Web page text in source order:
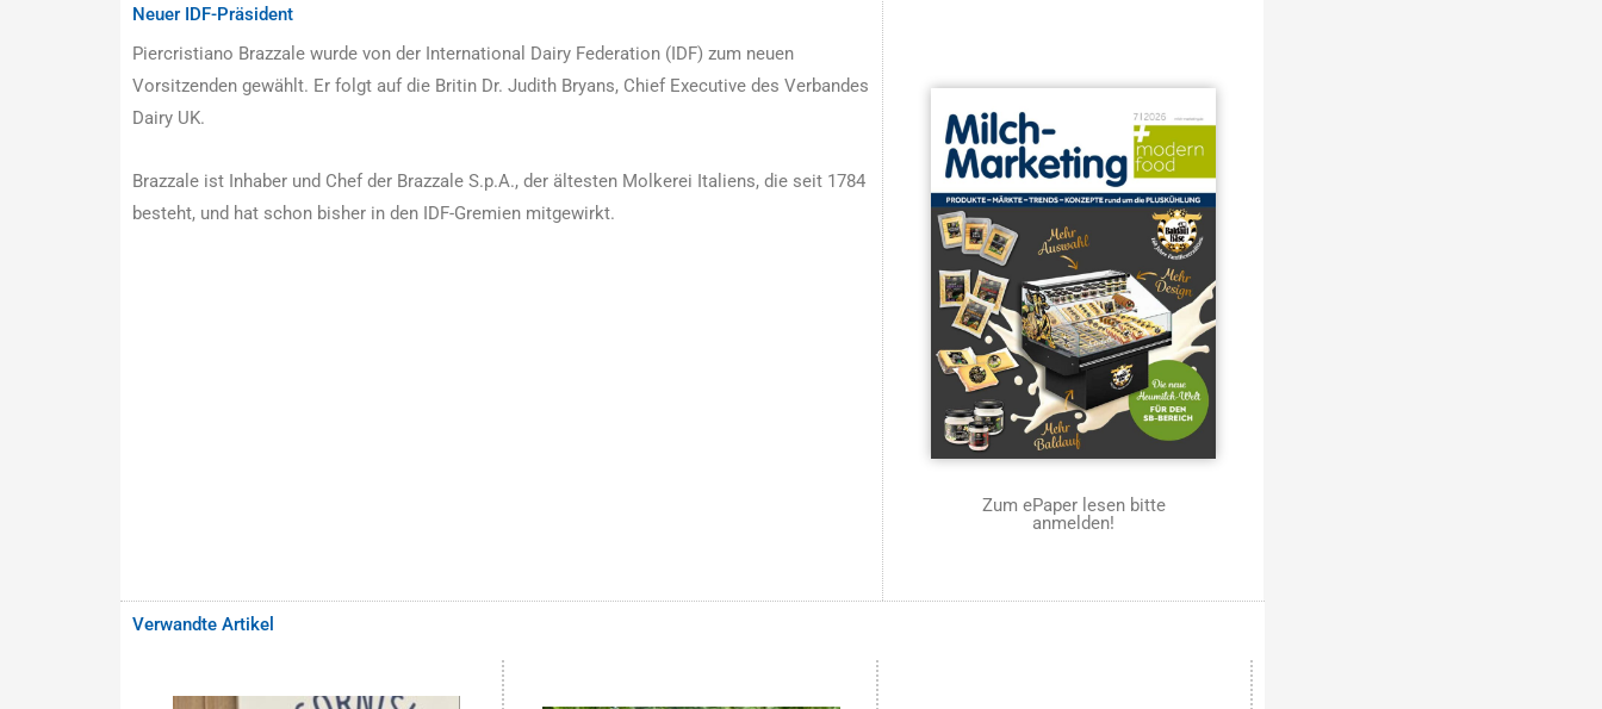
Neuer IDF-Präsident
Piercristiano Brazzale wurde von der International Dairy Federation (IDF) zum neuen
Vorsitzenden gewählt. Er folgt auf die Britin Dr. Judith Bryans, Chief Executive des Verbandes
Dairy UK.
Brazzale ist Inhaber und Chef der Brazzale S.p.A., der ältesten Molkerei Italiens, die seit 1784
besteht, und hat schon bisher in den IDF-Gremien mitgewirkt.
Zum ePaper lesen bitte
anmelden!
Verwandte Artikel